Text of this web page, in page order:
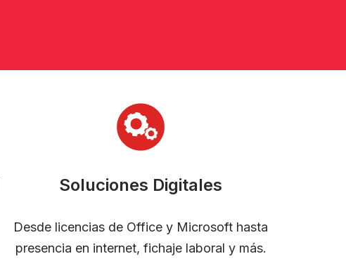
Soluciones Digitales
Desde licencias de Office y Microsoft hasta
presencia en internet, fichaje laboral y más.